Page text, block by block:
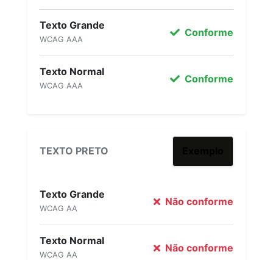
Texto Grande
WCAG AAA
Conforme
Texto Normal
WCAG AAA
Conforme
TEXTO PRETO
Texto Grande
WCAG AA
Não conforme
Texto Normal
WCAG AA
Não conforme